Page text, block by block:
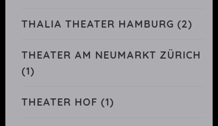
THALIA THEATER HAMBURG (2)
THEATER AM NEUMARKT ZÜRICH
(1)
THEATER HOF (1)